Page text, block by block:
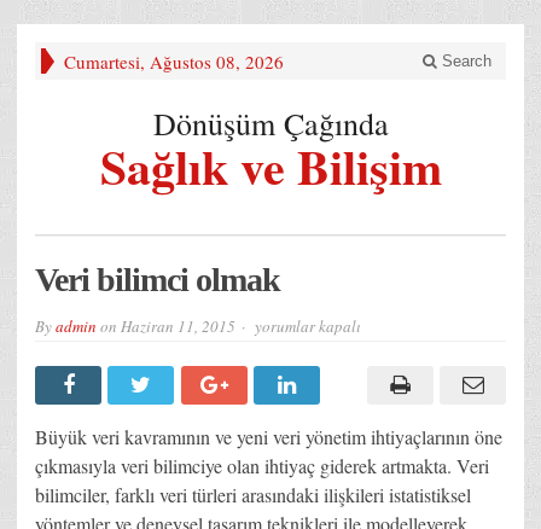
Cumartesi, Ağustos 08, 2026 Search
Dönüşüm Çağında
Sağlık ve Bilişim
Veri bilimci olmak
Byadmin on Haziran 11, 2015 Veri
bilimci
için
yorumlar kapalı
Büyük veri kavramının ve yeni veri yönetim ihtiyaçlarının öne
çıkmasıyla veri bilimciye olan ihtiyaç giderek artmakta. Veri
bilimciler, farklı veri türleri arasındaki ilişkileri istatistiksel
yöntemler ve deneysel tasarım teknikleri ile modelleyerek